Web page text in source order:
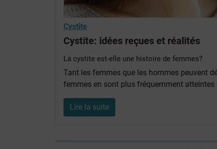
Cystite
Cystite: idées reçues et réalités
La cystite est-elle une histoire de femmes?
Tant les femmes que les hommes peuvent
femmes en sont plus fréquemment atteintes
Lire la suite